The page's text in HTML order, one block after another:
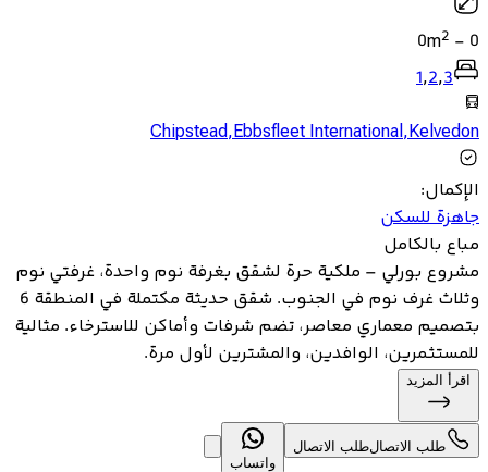
0
-
0m2
1,2,3
Chipstead,Ebbsfleet International,Kelvedon
الإكمال:
جاهزة للسكن
مباع بالكامل
مشروع بورلي – ملكية حرة لشقق بغرفة نوم واحدة، غرفتي نوم
وثلاث غرف نوم في الجنوب. شقق حديثة مكتملة في المنطقة 6
بتصميم معماري معاصر، تضم شرفات وأماكن للاسترخاء. مثالية
للمستثمرين، الوافدين، والمشترين لأول مرة.
اقرأ المزيد
طلب الاتصالطلب الاتصال
واتساب